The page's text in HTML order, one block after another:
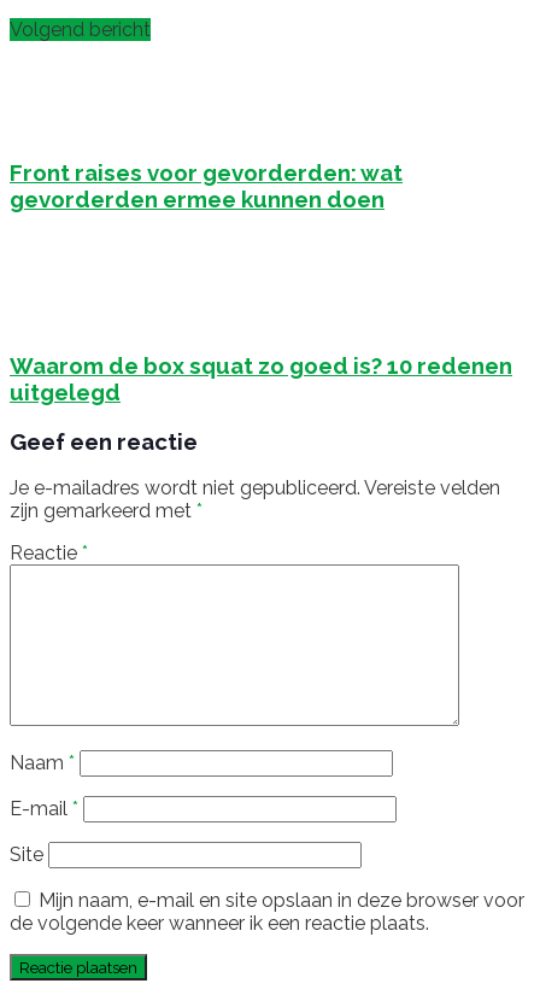
Volgend bericht
Front raises voor gevorderden: wat
gevorderden ermee kunnen doen
Waarom de box squat zo goed is? 10 redenen
uitgelegd
Geef een reactie
Je e-mailadres wordt niet gepubliceerd. Vereiste velden
zijn gemarkeerd met *
Reactie *
Naam *
E-mail *
Site
Mijn naam, e-mail en site opslaan in deze browser voor
de volgende keer wanneer ik een reactie plaats.